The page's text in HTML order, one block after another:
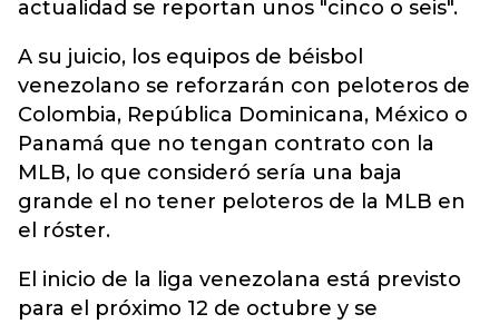
actualidad se reportan unos "cinco o seis".
A su juicio, los equipos de béisbol
venezolano se reforzarán con peloteros de
Colombia, República Dominicana, México o
Panamá que no tengan contrato con la
MLB, lo que consideró sería una baja
grande el no tener peloteros de la MLB en
el róster.
El inicio de la liga venezolana está previsto
para el próximo 12 de octubre y se